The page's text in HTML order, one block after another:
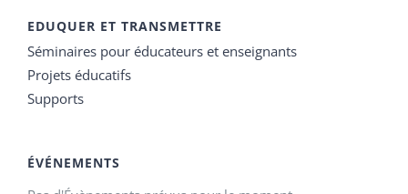
EDUQUER ET TRANSMETTRE
Séminaires pour éducateurs et enseignants
Projets éducatifs
Supports
ÉVÉNEMENTS